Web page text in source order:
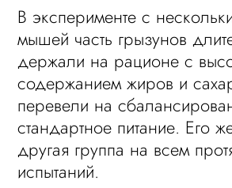
В эксперименте с
мышей часть грызунов
держали на рационе с
содержанием жиров и
перевели на
стандартное питание. Его
другая группа на всем
испытаний.